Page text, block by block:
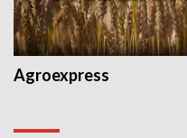
Agroexpress